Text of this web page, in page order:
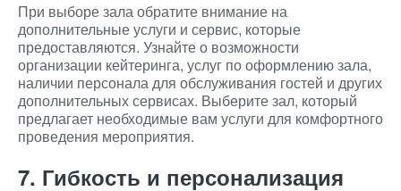
При выборе зала обратите внимание на
дополнительные услуги и сервис, которые
предоставляются. Узнайте о возможности
организации кейтеринга, услуг по оформлению зала,
наличии персонала для обслуживания гостей и других
дополнительных сервисах. Выберите зал, который
предлагает необходимые вам услуги для комфортного
проведения мероприятия.
7. Гибкость и персонализация